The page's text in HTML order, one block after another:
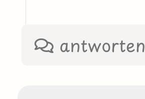
antworten